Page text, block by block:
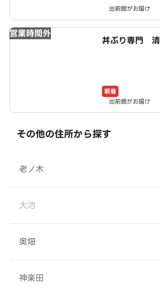
出前館がお届け
営業時間外
丼ぶり専門
新着
出前館がお届け
その他の住所から探す
老ノ木
大池
奥畑
神楽田